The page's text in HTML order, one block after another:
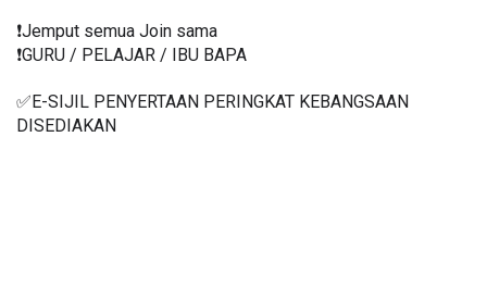
❗️Jemput semua Join sama
❗️GURU / PELAJAR / IBU BAPA
✅E-SIJIL PENYERTAAN PERINGKAT KEBANGSAAN
DISEDIAKAN